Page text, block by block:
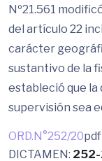
Nº21.561
del artículo 22
carácter
sustantivo de la
estableció que
supervisión sea
ORD.N°252/20pdf
DICTAMEN: